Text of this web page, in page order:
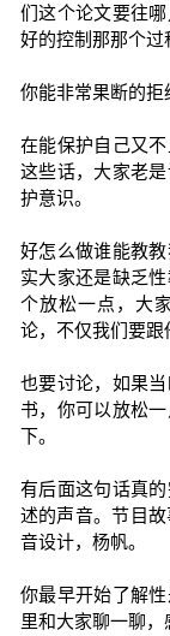
们这个论文要往
好的控制那那个过
你能非常果断的拒
在能保护自己又
这些话，大家老
护意识。
好怎么做谁能教
实大家还是缺乏
个放松一点，大
论，不仅我们要跟
也要讨论，如果
书，你可以放松
下。
有后面这句话真
述的声音。节目
音设计，杨帆。
你最早开始了解
里和大家聊一聊，